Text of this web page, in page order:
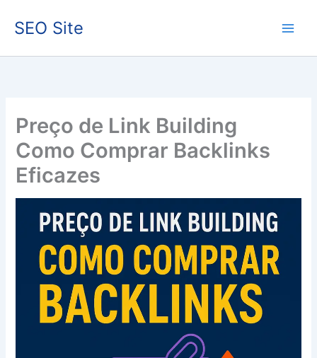
para
conteúdo
SEO Site
Preço de Link Building
Como Comprar Backlinks
Eficazes